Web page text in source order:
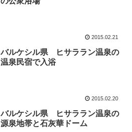
2015.02.21
バルケシル県 ヒサララン温泉の
温泉民宿で入浴
2015.02.20
バルケシル県 ヒサララン温泉の
源泉地帯と石灰華ドーム